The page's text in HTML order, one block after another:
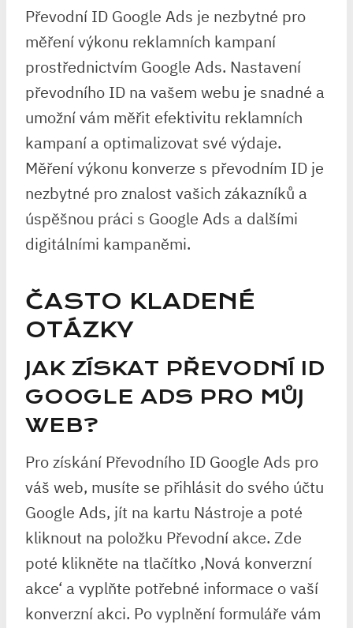
Převodní ID Google Ads je nezbytné pro
měření výkonu reklamních kampaní
prostřednictvím Google Ads. Nastavení
převodního ID na vašem webu je snadné a
umožní vám měřit efektivitu reklamních
kampaní a optimalizovat své výdaje.
Měření výkonu konverze s převodním ID je
nezbytné pro znalost vašich zákazníků a
úspěšnou práci s Google Ads a dalšími
digitálními kampaněmi.
ČASTO KLADENÉ
OTÁZKY
JAK ZÍSKAT PŘEVODNÍ ID
GOOGLE ADS PRO MŮJ
WEB?
Pro získání Převodního ID Google Ads pro
váš web, musíte se přihlásit do svého účtu
Google Ads, jít na kartu Nástroje a poté
kliknout na položku Převodní akce. Zde
poté klikněte na tlačítko ‚Nová konverzní
akce‘ a vyplňte potřebné informace o vaší
konverzní akci. Po vyplnění formuláře vám